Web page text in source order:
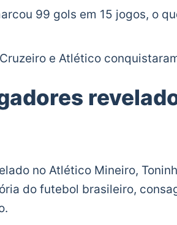
99 gols em 15 jogos, o
e Atlético
no Atlético Mineiro,
do futebol brasileiro,